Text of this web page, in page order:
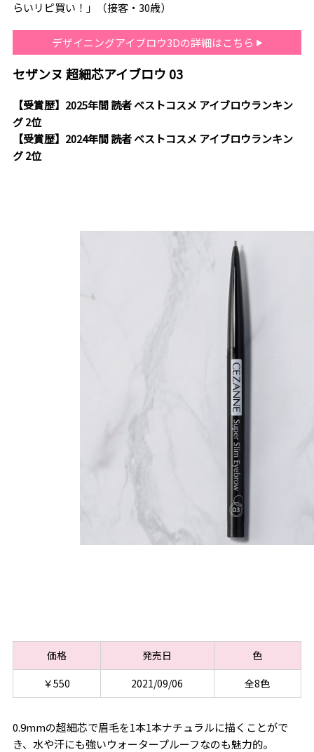
らいリピ買い！」（接客・30歳）
デザイニングアイブロウ3Dの詳細はこちら
セザンヌ 超細芯アイブロウ 03
【受賞歴】2025年間 読者 ベストコスメ アイブロウランキン
グ 2位
【受賞歴】2024年間 読者 ベストコスメ アイブロウランキン
グ 2位
価格 発売日
色
￥550
2021/09/06 全8色
0.9mmの超細芯で眉毛を1本1本ナチュラルに描くことがで
き、水や汗にも強いウォータープルーフなのも魅力的。